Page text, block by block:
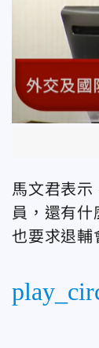
馬文君表
員，還有
也要求退輔